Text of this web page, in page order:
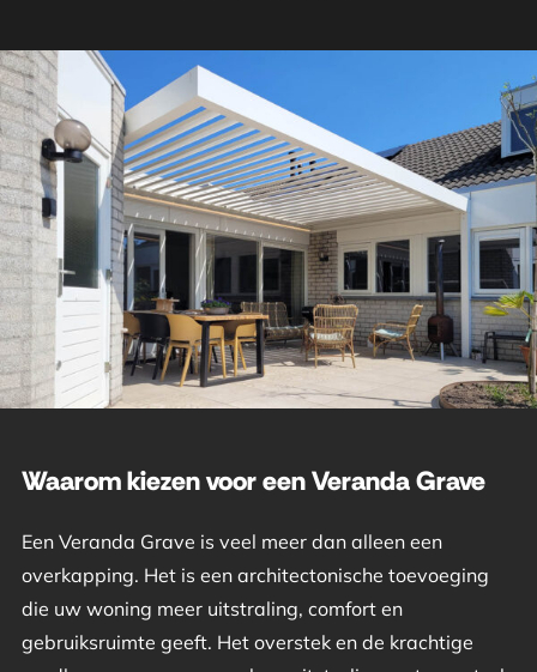
Waarom kiezen voor een Veranda Grave
Een Veranda Grave is veel meer dan alleen een
overkapping. Het is een architectonische toevoeging
die uw woning meer uitstraling, comfort en
gebruiksruimte geeft. Het overstek en de krachtige